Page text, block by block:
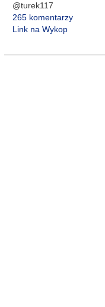
@turek117
265 komentarzy
Link na Wykop